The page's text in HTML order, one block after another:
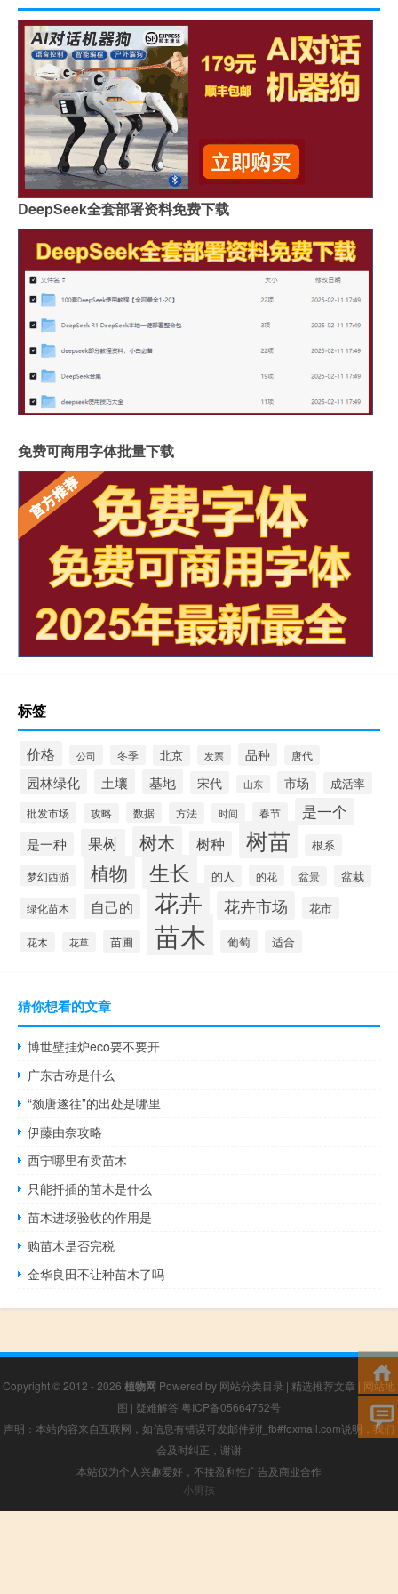
DeepSeek全套部署资料免费下载
免费可商用字体批量下载
标签
价格 公司 冬季 北京 发票 品种 唐代
园林绿化 土壤 基地 宋代 山东 市场 成活率
批发市场 攻略 数据 方法 时间 春节 是一个
是一种 果树 树木 树种 树苗 根系
梦幻西游 植物 生长 的人 的花 盆景 盆栽
绿化苗木 自己的 花卉 花卉市场 花市
花木 花草 苗圃 苗木 葡萄 适合
猜你想看的文章
博世壁挂炉eco要不要开
广东古称是什么
“颓唐遂往”的出处是哪里
伊藤由奈攻略
西宁哪里有卖苗木
只能扦插的苗木是什么
苗木进场验收的作用是
购苗木是否完税
金华良田不让种苗木了吗
Copyright © 2012 - 2026 植物网 Powered by 网站分类目录 | 精选推荐文章 | 网站地
图 | 疑难解答 粤ICP备05664752号
声明：本站内容来自互联网，如信息有错误可发邮件到f_fb#foxmail.com说明，我们
会及时纠正，谢谢
本站仅为个人兴趣爱好，不接盈利性广告及商业合作
小男孩